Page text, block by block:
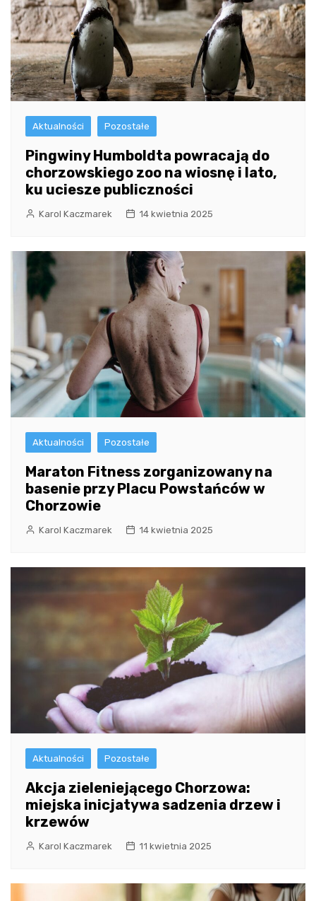
Aktualności Pozostałe
Pingwiny Humboldta powracają do
chorzowskiego zoo na wiosnę i lato,
ku uciesze publiczności
Karol Kaczmarek 14 kwietnia 2025
Aktualności Pozostałe
Maraton Fitness zorganizowany na
basenie przy Placu Powstańców w
Chorzowie
Karol Kaczmarek 14 kwietnia 2025
Aktualności Pozostałe
Akcja zieleniejącego Chorzowa:
miejska inicjatywa sadzenia drzew i
krzewów
Karol Kaczmarek 11 kwietnia 2025